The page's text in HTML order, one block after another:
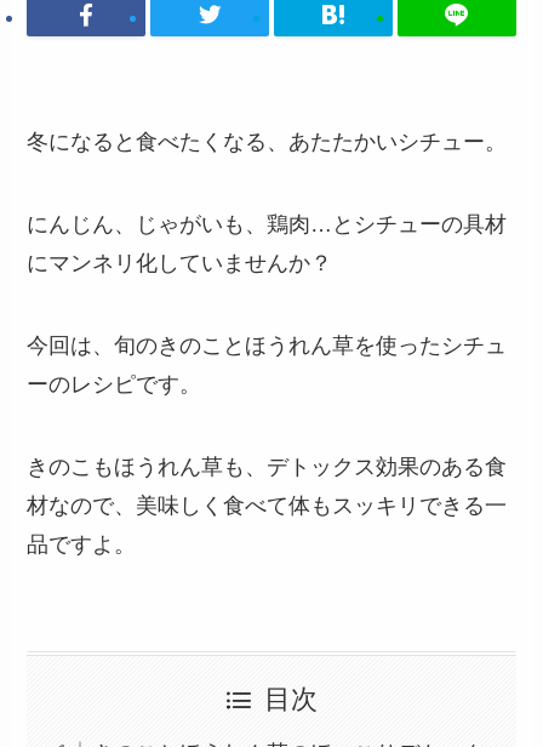
冬になると食べたくなる、あたたかいシチュー。
にんじん、じゃがいも、鶏肉…とシチューの具材
にマンネリ化していませんか？
今回は、旬のきのことほうれん草を使ったシチュ
ーのレシピです。
きのこもほうれん草も、デトックス効果のある食
材なので、美味しく食べて体もスッキリできる一
品ですよ。
目次